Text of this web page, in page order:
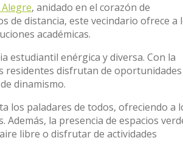
, anidado en el corazón de
de distancia, este vecindario ofrece a
académicas.
estudiantil enérgica y diversa. Con la
residentes disfrutan de oportunidades
dinamismo.
los paladares de todos, ofreciendo a
la presencia de espacios
libre o disfrutar de actividades